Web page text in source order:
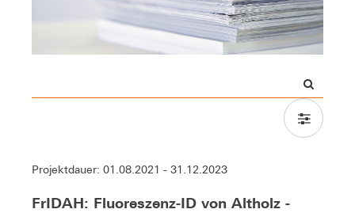
Projektdauer: 01.08.2021 - 31.12.2023
FrIDAH: Fluoreszenz-ID von Altholz -